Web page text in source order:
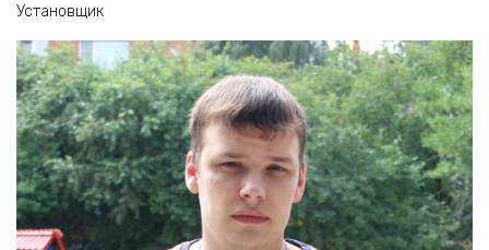
Установщик